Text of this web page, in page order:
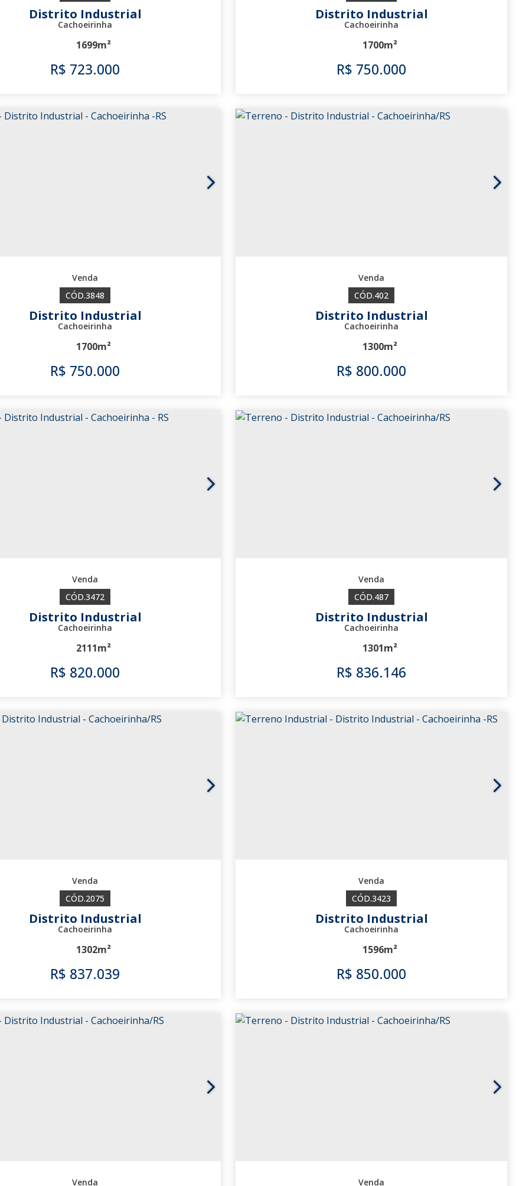
3725
R$ 723.000
Distrito Industrial
Cachoeirinha
1699m²
3849
R$ 750.000
Distrito Industrial
Cachoeirinha
1700m²
3848
R$ 750.000
3848
Distrito Industrial
Cachoeirinha
1700m²
402
R$ 800.000
402
Distrito Industrial
Cachoeirinha
1300m²
3472
R$ 820.000
3472
Distrito Industrial
Cachoeirinha
2111m²
487
R$ 836.146
487
Distrito Industrial
Cachoeirinha
1301m²
2075
R$ 837.039
2075
Distrito Industrial
Cachoeirinha
1302m²
3423
R$ 850.000
3423
Distrito Industrial
Cachoeirinha
1596m²